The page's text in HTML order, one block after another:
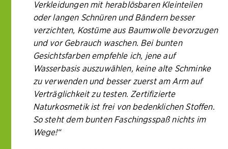
Verkleidungen mit herablösbaren Kleinteilen
oder langen Schnüren und Bändern besser
verzichten, Kostüme aus Baumwolle bevorzugen
und vor Gebrauch waschen. Bei bunten
Gesichtsfarben empfehle ich, jene auf
Wasserbasis auszuwählen, keine alte Schminke
zu verwenden und besser zuerst am Arm auf
Verträglichkeit zu testen. Zertifizierte
Naturkosmetik ist frei von bedenklichen Stoffen.
So steht dem bunten Faschingsspaß nichts im
Wege!“